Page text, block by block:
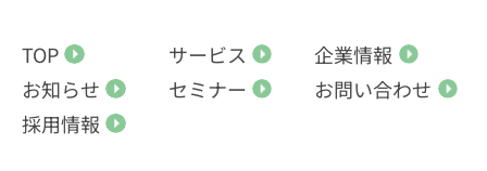
TOP サービス
企業情報
お知らせ
セミナー
お問い合わせ
採用情報